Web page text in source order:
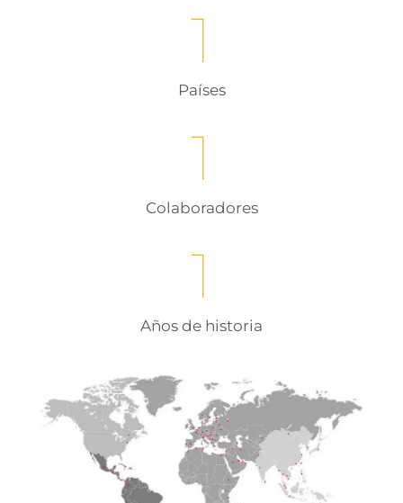
Países
1
Colaboradores
1
Años de historia
1